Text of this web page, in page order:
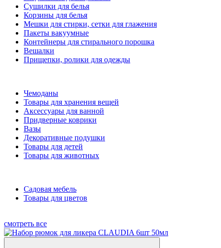
Сушилки для белья
Корзины для белья
Мешки для стирки, сетки для глажения
Пакеты вакуумные
Контейнеры для стирального порошка
Вешалки
Прищепки, ролики для одежды
Чемоданы
Товары для хранения вещей
Аксессуары для ванной
Придверные коврики
Вазы
Декоративные подушки
Товары для детей
Товары для животных
Садовая мебель
Товары для цветов
смотреть все